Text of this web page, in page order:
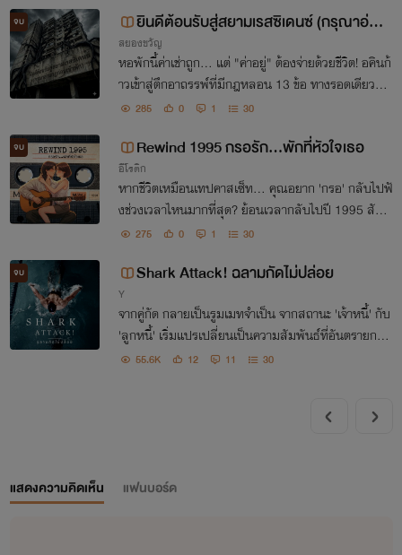
จบ
ยินดีต้อนรับสู่สยามเรสซิเดนซ์ (กรุณาอ่าน
กฎก่อนเข้าพัก)
สยองขวัญ
หอพักนี้ค่าเช่าถูก... แต่ "ค่าอยู่" ต้องจ่ายด้วยชีวิต! อคินก้
าวเข้าสู่ตึกอาถรรพ์ที่มีกฎหลอน 13 ข้อ ทางรอดเดียวคือ
ทำลายเสาเข็มกินคน ก่อนจะกลายเป็น "ผู้เฝ้าตึก" คนต่อไ
285 0 1 30
จบ Rewind 1995 กรอรัก...พักที่หัวใจเธอ
อีโรติก
หากชีวิตเหมือนเทปคาสเซ็ท... คุณอยาก 'กรอ' กลับไปฟั
งช่วงเวลาไหนมากที่สุด? ย้อนเวลากลับไปปี 1995 สัมผั
สความรักในยุคที่การรอคอยมีความหมาย และเสียงหัวใจ
275 0 1 30
จบ Shark Attack! ฉลามกัดไม่ปล่อย
Y
จากคู่กัด กลายเป็นรูมเมทจำเป็น จากสถานะ 'เจ้าหนี้' กับ
'ลูกหนี้' เริ่มแปรเปลี่ยนเป็นความสัมพันธ์ที่อันตรายกว่า
นั้น เมื่อฉลามตัวร้าย เริ่มไม่อยากได้แค่แรงงาน... แต่อย
55.6K 12 11 30
แสดงความคิดเห็น แฟนบอร์ด